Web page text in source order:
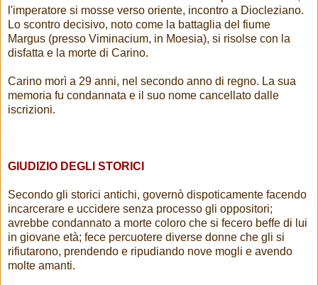
l'imperatore si mosse verso oriente, incontro a Diocleziano.
Lo scontro decisivo, noto come la battaglia del fiume
Margus (presso Viminacium, in Moesia), si risolse con la
disfatta e la morte di Carino.
Carino morì a 29 anni, nel secondo anno di regno. La sua
memoria fu condannata e il suo nome cancellato dalle
iscrizioni.
GIUDIZIO DEGLI STORICI
Secondo gli storici antichi, governò dispoticamente facendo
incarcerare e uccidere senza processo gli oppositori;
avrebbe condannato a morte coloro che si fecero beffe di lui
in giovane età; fece percuotere diverse donne che gli si
rifiutarono, prendendo e ripudiando nove mogli e avendo
molte amanti.